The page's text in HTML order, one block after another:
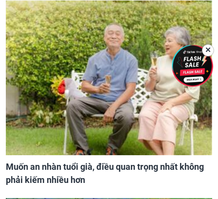
Muốn an nhàn tuổi già, điều quan trọng nhất không
phải kiếm nhiều hơn
✕